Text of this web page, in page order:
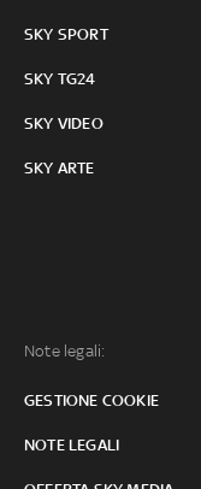
SKY SPORT
SKY TG24
SKY VIDEO
SKY ARTE
Note legali:
GESTIONE COOKIE
NOTE LEGALI